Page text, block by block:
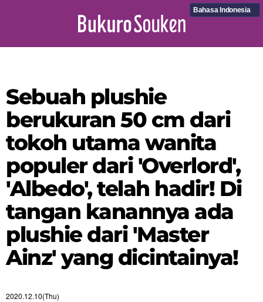
Bahasa Indonesia
Sebuah plushie
berukuran 50 cm dari
tokoh utama wanita
populer dari 'Overlord',
'Albedo', telah hadir! Di
tangan kanannya ada
plushie dari 'Master
Ainz' yang dicintainya!
2020.12.10(Thu)